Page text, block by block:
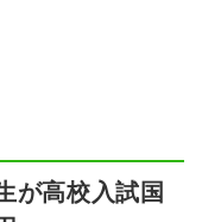
が高校入試国